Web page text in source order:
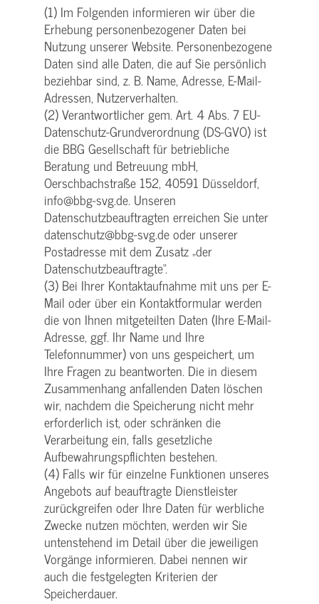
(1) Im Folgenden informieren wir über die
Erhebung personenbezogener Daten bei
Nutzung unserer Website. Personenbezogene
Daten sind alle Daten, die auf Sie persönlich
beziehbar sind, z. B. Name, Adresse, E-Mail-
Adressen, Nutzerverhalten.
(2) Verantwortlicher gem. Art. 4 Abs. 7 EU-
Datenschutz-Grundverordnung (DS-GVO) ist
die BBG Gesellschaft für betriebliche
Beratung und Betreuung mbH,
Oerschbachstraße 152, 40591 Düsseldorf,
info@bbg-svg.de. Unseren
Datenschutzbeauftragten erreichen Sie unter
datenschutz@bbg-svg.de oder unserer
Postadresse mit dem Zusatz „der
Datenschutzbeauftragte“.
(3) Bei Ihrer Kontaktaufnahme mit uns per E-
Mail oder über ein Kontaktformular werden
die von Ihnen mitgeteilten Daten (Ihre E-Mail-
Adresse, ggf. Ihr Name und Ihre
Telefonnummer) von uns gespeichert, um
Ihre Fragen zu beantworten. Die in diesem
Zusammenhang anfallenden Daten löschen
wir, nachdem die Speicherung nicht mehr
erforderlich ist, oder schränken die
Verarbeitung ein, falls gesetzliche
Aufbewahrungspflichten bestehen.
(4) Falls wir für einzelne Funktionen unseres
Angebots auf beauftragte Dienstleister
zurückgreifen oder Ihre Daten für werbliche
Zwecke nutzen möchten, werden wir Sie
untenstehend im Detail über die jeweiligen
Vorgänge informieren. Dabei nennen wir
auch die festgelegten Kriterien der
Speicherdauer.